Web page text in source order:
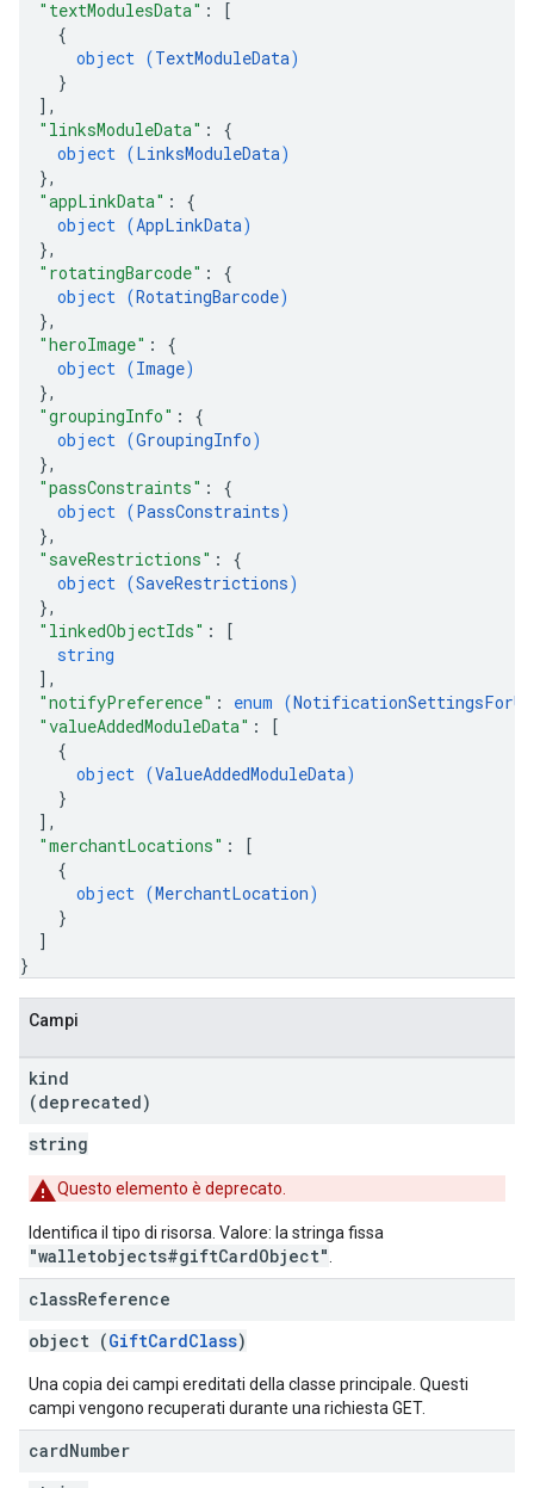
"textModulesData" :
[
{
object (TextModuleData)
}
] ,
"linksModuleData" : {
object (LinksModuleData)
},
"appLinkData" : {
object (AppLinkData)
},
"rotatingBarcode" : {
object (RotatingBarcode)
},
"heroImage" : {
object (Image)
},
"groupingInfo" : {
object (GroupingInfo)
},
"passConstraints" : {
object (PassConstraints)
},
"saveRestrictions" : {
object (SaveRestrictions)
},
"linkedObjectIds" :
[
string
] ,
"notifyPreference" : enum (
"valueAddedModuleData" :
[
{
object (ValueAddedModuleData)
}
] ,
"merchantLocations" :
[
{
object (MerchantLocation)
}
]
}
Campi
kind
(deprecated)
string
Questo elemento è deprecato.
Identifica il tipo di risorsa. Valore: la stringa fissa
"walletobjects#giftCardObject"
classReference
object (GiftCardClass)
Una copia dei campi ereditati della classe principale. Questi
campi vengono recuperati durante una richiesta GET.
cardNumber